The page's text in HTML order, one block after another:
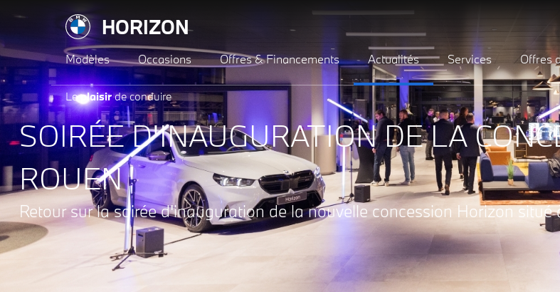
HORIZON
Modèles Occasions Offres & Financements Actualités Services Offres
Leplaisirde conduire
SOIRÉE D'INAUGURATION DE LA
ROUEN
Retour sur la soirée d'inauguration de la nouvelle concession Horizon situé